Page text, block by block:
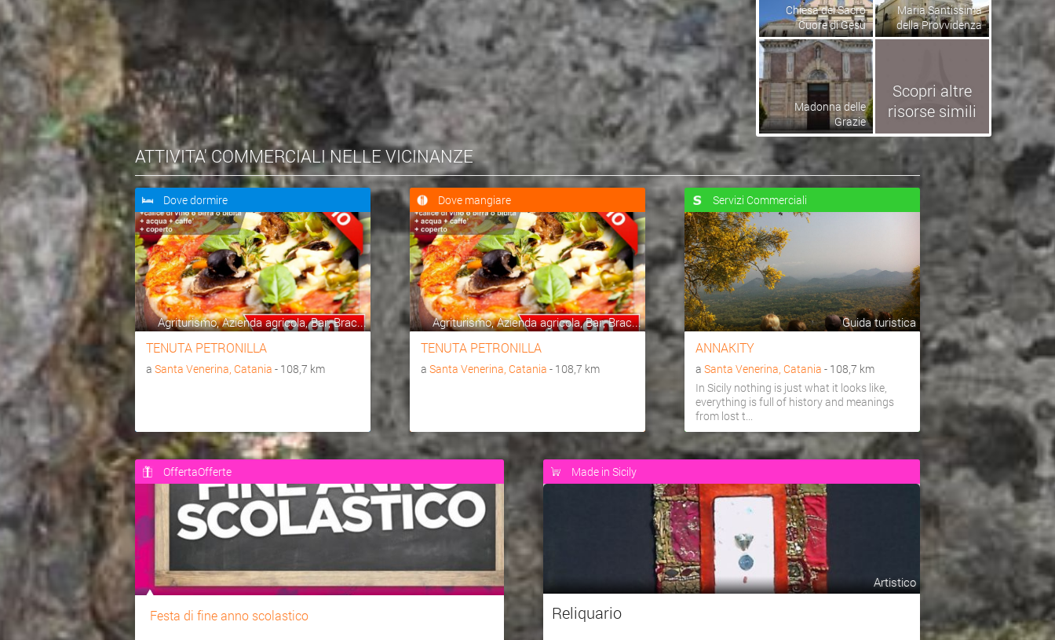
Chiesa del Sacro
Cuore di Gesù
Maria Santissima
della Provvidenza
Madonna delle
Grazie
Scopri altre
risorse simili
ATTIVITA' COMMERCIALI NELLE VICINANZE
Dove dormire
Agriturismo, Azienda agricola, Bar, Brac...
TENUTA PETRONILLA
a Santa Venerina, Catania - 108,7 km
Dove mangiare
Agriturismo, Azienda agricola, Bar, Brac...
TENUTA PETRONILLA
a Santa Venerina, Catania - 108,7 km
Servizi Commerciali
Guida turistica
ANNAKITY
a Santa Venerina, Catania - 108,7 km
In Sicily nothing is just what it looks like,
everything is full of history and meanings
from lost t...
OffertaOfferte
Festa di fine anno scolastico
Made in Sicily
Artistico
Reliquario